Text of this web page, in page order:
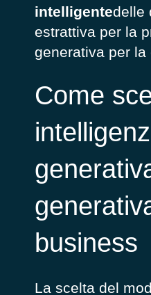
intelligentedelle
estrattiva per la
generativa per la
Come
business
La scelta del